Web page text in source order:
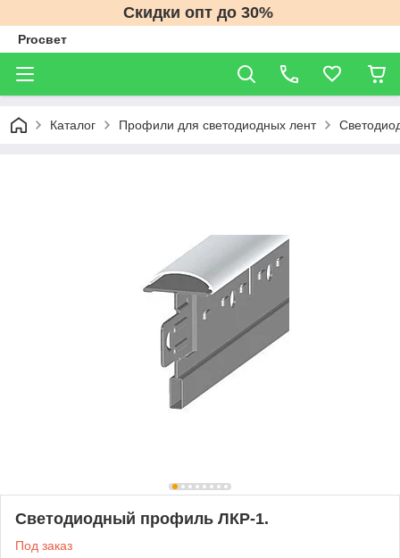
Скидки опт до 30%
Proсвет
Каталог Профили для светодиодных лент
Светодиодный профиль ЛКР-1.
Под заказ